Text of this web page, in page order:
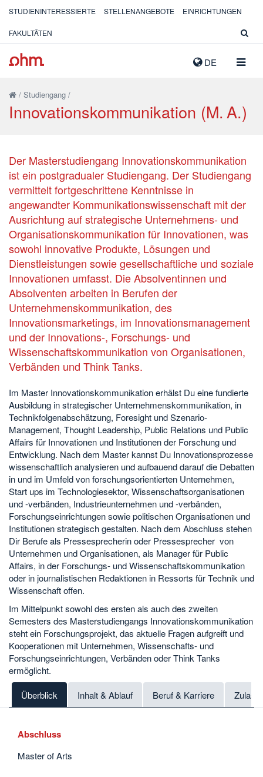
DE
STUDIENINTERESSIERTE STELLENANGEBOTE EINRICHTUNGEN
FAKULTÄTEN
/ Studiengang /
Innovationskommunikation (M. A.)
Der Masterstudiengang Innovationskommunikation
ist ein postgradualer Studiengang. Der Studiengang
vermittelt fortgeschrittene Kenntnisse in
angewandter Kommunikationswissenschaft mit der
Ausrichtung auf strategische Unternehmens- und
Organisationskommunikation für Innovationen, was
sowohl innovative Produkte, Lösungen und
Dienstleistungen sowie gesellschaftliche und soziale
Innovationen umfasst. Die Absolventinnen und
Absolventen arbeiten in Berufen der
Unternehmenskommunikation, des
Innovationsmarketings, im Innovationsmanagement
und der Innovations-, Forschungs- und
Wissenschaftskommunikation von Organisationen,
Verbänden und Think Tanks.
Im Master Innovationskommunikation erhälst Du eine fundierte
Ausbildung in strategischer Unternehmenskommunikation, in
Technikfolgenabschätzung, Foresight und Szenario-
Management, Thought Leadership, Public Relations und Public
Affairs für Innovationen und Institutionen der Forschung und
Entwicklung. Nach dem Master kannst Du Innovationsprozesse
wissenschaftlich analysieren und aufbauend darauf die Debatten
in und im Umfeld von forschungsorientierten Unternehmen,
Start ups im Technologiesektor, Wissenschaftsorganisationen
und -verbänden, Industrieunternehmen und -verbänden,
Forschungseinrichtungen sowie politischen Organisationen und
Institutionen strategisch gestalten. Nach dem Abschluss stehen
Dir Berufe als Pressesprecherin oder Pressesprecher von
Unternehmen und Organisationen, als Manager für Public
Affairs, in der Forschungs- und Wissenschaftskommunikation
oder in journalistischen Redaktionen in Ressorts für Technik und
Wissenschaft offen.
Im Mittelpunkt sowohl des ersten als auch des zweiten
Semesters des Masterstudiengangs Innovationskommunikation
steht ein Forschungsprojekt, das aktuelle Fragen aufgreift und
Kooperationen mit Unternehmen, Wissenschafts- und
Forschungseinrichtungen, Verbänden oder Think Tanks
ermöglicht.
Überblick
Inhalt & Ablauf Beruf & Karriere
Abschluss
Master of Arts